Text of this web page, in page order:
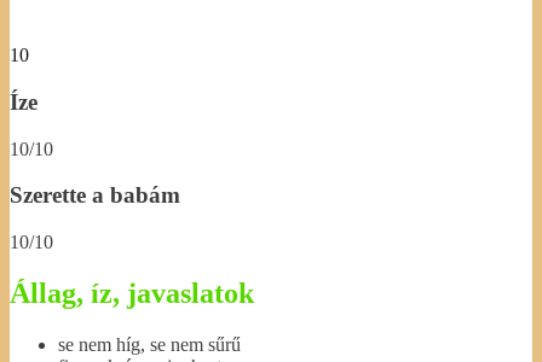
10
Íze
10/10
Szerette a babám
10/10
Állag, íz, javaslatok
se nem híg, se nem sűrű